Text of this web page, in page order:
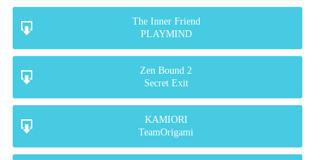
The Inner Friend
PLAYMIND
Zen Bound 2
Secret Exit
KAMIORI
TeamOrigami